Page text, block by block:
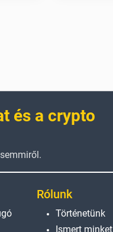
és a crypto
Rólunk
Történetünk
Ismert minket